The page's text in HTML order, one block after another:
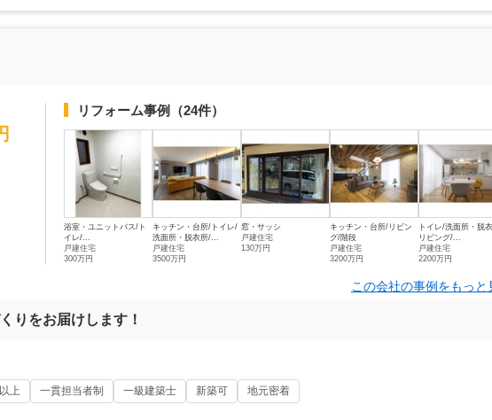
リフォーム事例 （24件）
浴室・ユニットバス/ト
イレ/...
戸建住宅
300万円
キッチン・台所/トイレ/
洗面所・脱衣所/...
戸建住宅
3500万円
窓・サッシ
戸建住宅
130万円
キッチン・台所/リビン
グ/階段
戸建住宅
3200万円
トイレ/洗面所・脱
リビング/...
戸建住宅
2200万円
この会社の事例をもっと
りをお届けします！
上 一貫担当者制 一級建築士 新築可 地元密着